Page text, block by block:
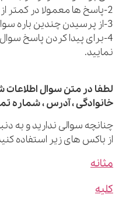
پیدا کردن پاسخ سوال
در متن سوال اطلاعات
، آدرس ، شماره تماس
سوالی ندارید و به دنبال
های زیر استفاده کنید: